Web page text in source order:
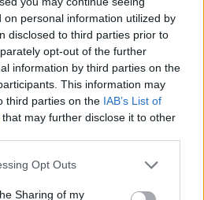
on personal information utilized by
disclosed to third parties prior to
opt-out of the further
information by third parties on the
This information may
third parties on the IAB’s List of
that may further disclose it to other
app uses one or more Google
behaviour. You may click to
Opt Outs
Sharing of my
szakembereket, a
és szakrendelőjében